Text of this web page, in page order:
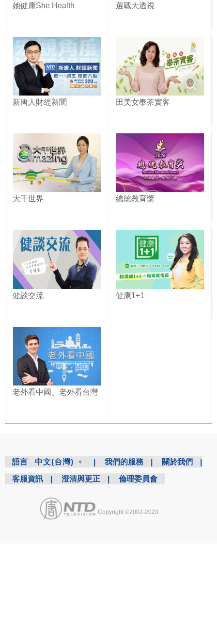
她健康She Health 選戰大透視
新唐人財經新聞 田美女奉茶實客
大千世界 總統教育獎
健談交流 健康1+1
老外看中國、老外看台灣
語言 中文(台灣) 我們的服務 關於我們
客服資訊 澄清與更正 倫理委員會
Copyright ©2002-2023